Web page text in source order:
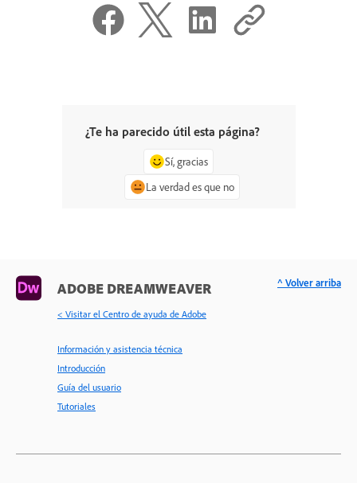
¿Te ha parecido útil esta página?
Sí, gracias
La verdad es que no
ADOBE DREAMWEAVER
< Visitar el Centro de ayuda de Adobe
Información y asistencia técnica
Introducción
Guía del usuario
Tutoriales
^ Volver arriba